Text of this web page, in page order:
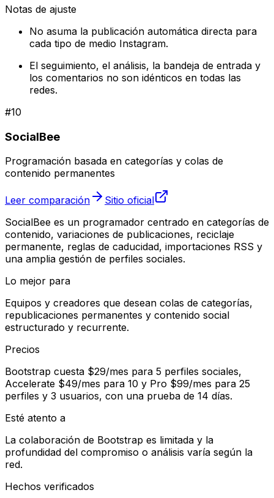
Notas de ajuste
No asuma la publicación automática directa para
cada tipo de medio Instagram.
El seguimiento, el análisis, la bandeja de entrada y
los comentarios no son idénticos en todas las
redes.
#10
SocialBee
Programación basada en categorías y colas de
contenido permanentes
Leer comparación
Sitio oficial
SocialBee es un programador centrado en categorías de
contenido, variaciones de publicaciones, reciclaje
permanente, reglas de caducidad, importaciones RSS y
una amplia gestión de perfiles sociales.
Lo mejor para
Equipos y creadores que desean colas de categorías,
republicaciones permanentes y contenido social
estructurado y recurrente.
Precios
Bootstrap cuesta $29/mes para 5 perfiles sociales,
Accelerate $49/mes para 10 y Pro $99/mes para 25
perfiles y 3 usuarios, con una prueba de 14 días.
Esté atento a
La colaboración de Bootstrap es limitada y la
profundidad del compromiso o análisis varía según la
red.
Hechos verificados